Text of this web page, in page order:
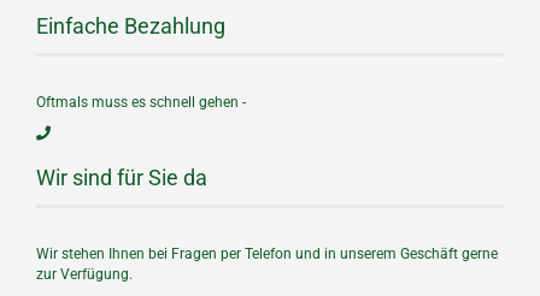
Einfache Bezahlung
Oftmals muss es schnell gehen -
Wir sind für Sie da
Wir stehen Ihnen bei Fragen per Telefon und in unserem Geschäft gerne
zur Verfügung.